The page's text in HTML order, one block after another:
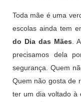
Toda mãe é uma
escolas ainda tem
do Dia das Mães .
precisamos dela
segurança. Quem
Quem não gosta de
ter um dia voltado à